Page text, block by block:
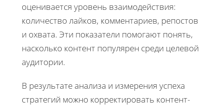
оценивается уровень взаимодействия:
количество лайков, комментариев, репостов
и охвата. Эти показатели помогают понять,
насколько контент популярен среди целевой
аудитории.
В результате анализа и измерения успеха
стратегий можно корректировать контент-